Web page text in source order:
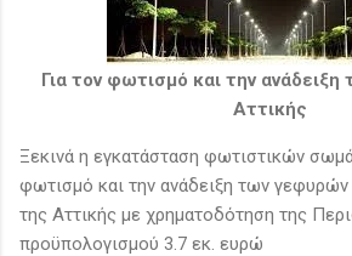
Για τον φωτισμό και την
Αττικής
Ξεκινά η εγκατάσταση φωτιστικών
φωτισμό και την ανάδειξη των
της Αττικής με χρηματοδότηση της
προϋπολογισμού 3.7 εκ. ευρώ